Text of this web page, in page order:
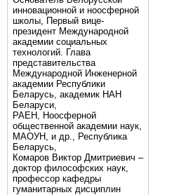
инновационной и ноосферной
школы, Первый вице-
президент Международной
академии социальных
технологий. Глава
представительства
Международной Инженерной
академии Республики
Беларусь, академик НАН
Беларуси,
РАЕН, Ноосферной
общественной академии наук,
МАОУН, и др., Республика
Беларусь,
Комаров Виктор Дмитриевич –
доктор философских наук,
профессор кафедры
гуманитарных дисциплин